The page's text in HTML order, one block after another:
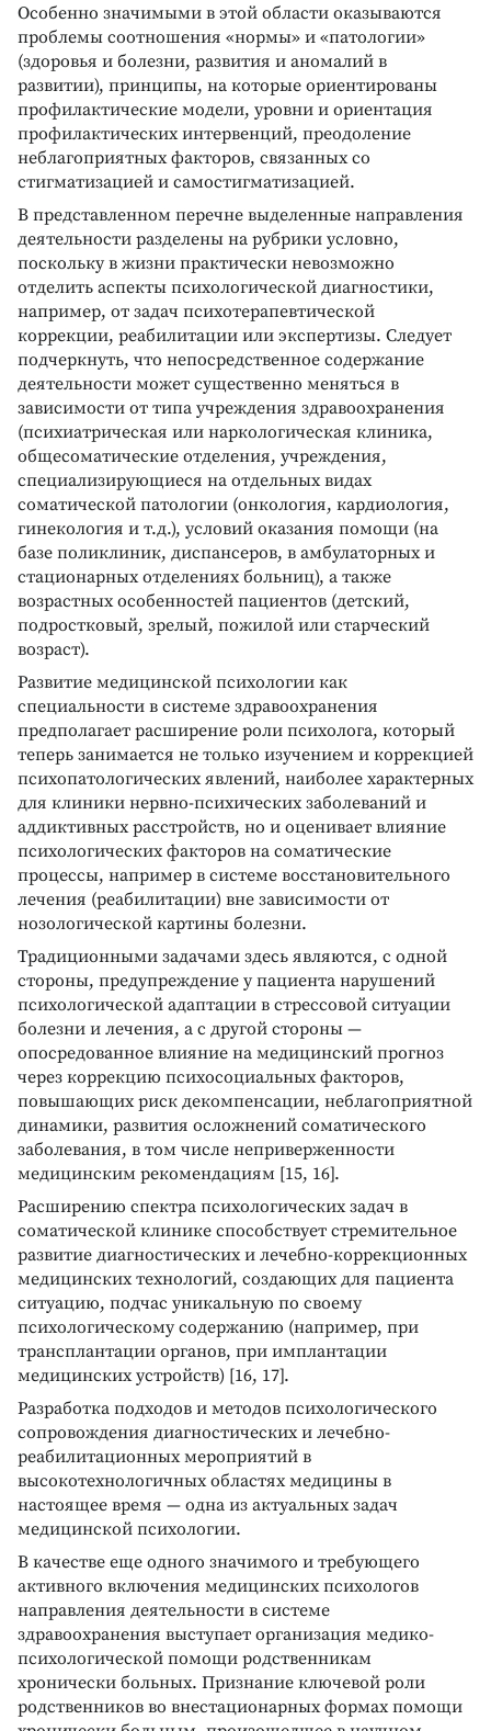
Особенно значимыми в этой области оказываются
проблемы соотношения «нормы» и «патологии»
(здоровья и болезни, развития и аномалий в
развитии), принципы, на которые ориентированы
профилактические модели, уровни и ориентация
профилактических интервенций, преодоление
неблагоприятных факторов, связанных со
стигматизацией и самостигматизацией.
В представленном перечне выделенные направления
деятельности разделены на рубрики условно,
поскольку в жизни практически невозможно
отделить аспекты психологической диагностики,
например, от задач психотерапевтической
коррекции, реабилитации или экспертизы. Следует
подчеркнуть, что непосредственное содержание
деятельности может существенно меняться в
зависимости от типа учреждения здравоохранения
(психиатрическая или наркологическая клиника,
общесоматические отделения, учреждения,
специализирующиеся на отдельных видах
соматической патологии (онкология, кардиология,
гинекология и т.д.), условий оказания помощи (на
базе поликлиник, диспансеров, в амбулаторных и
стационарных отделениях больниц), а также
возрастных особенностей пациентов (детский,
подростковый, зрелый, пожилой или старческий
возраст).
Развитие медицинской психологии как
специальности в системе здравоохранения
предполагает расширение роли психолога, который
теперь занимается не только изучением и коррекцией
психопатологических явлений, наиболее характерных
для клиники нервно-психических заболеваний и
аддиктивных расстройств, но и оценивает влияние
психологических факторов на соматические
процессы, например в системе восстановительного
лечения (реабилитации) вне зависимости от
нозологической картины болезни.
Традиционными задачами здесь являются, с одной
стороны, предупреждение у пациента нарушений
психологической адаптации в стрессовой ситуации
болезни и лечения, а с другой стороны —
опосредованное влияние на медицинский прогноз
через коррекцию психосоциальных факторов,
повышающих риск декомпенсации, неблагоприятной
динамики, развития осложнений соматического
заболевания, в том числе неприверженности
медицинским рекомендациям [15, 16].
Расширению спектра психологических задач в
соматической клинике способствует стремительное
развитие диагностических и лечебно-коррекционных
медицинских технологий, создающих для пациента
ситуацию, подчас уникальную по своему
психологическому содержанию (например, при
трансплантации органов, при имплантации
медицинских устройств) [16, 17].
Разработка подходов и методов психологического
сопровождения диагностических и лечебно-
реабилитационных мероприятий в
высокотехнологичных областях медицины в
настоящее время — одна из актуальных задач
медицинской психологии.
В качестве еще одного значимого и требующего
активного включения медицинских психологов
направления деятельности в системе
здравоохранения выступает организация медико-
психологической помощи родственникам
хронически больных. Признание ключевой роли
родственников во внестационарных формах помощи